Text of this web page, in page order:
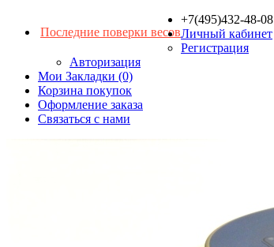
Последние поверки весов
+7(495)432-48-08
Личный кабинет
Регистрация
Авторизация
Мои Закладки (0)
Корзина покупок
Оформление заказа
Связаться с нами